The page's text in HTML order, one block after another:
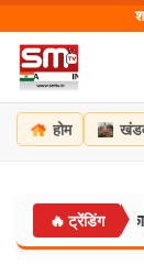
content
होम
🔥 ट्रेंडिंग
में छात्रों का हुंकार: